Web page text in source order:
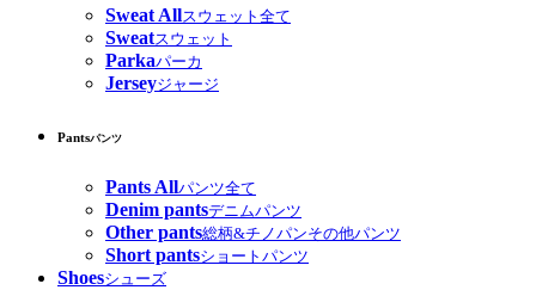
Sweat Allスウェット全て
Sweatスウェット
Parkaパーカ
Jerseyジャージ
Pantsパンツ
Pants Allパンツ全て
Denim pantsデニムパンツ
Other pants総柄&チノパンその他パンツ
Short pantsショートパンツ
Shoesシューズ